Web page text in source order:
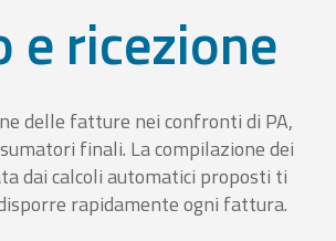
e ricezione
delle fatture nei confronti di PA,
finali. La compilazione dei
dai calcoli automatici proposti ti
rapidamente ogni fattura.